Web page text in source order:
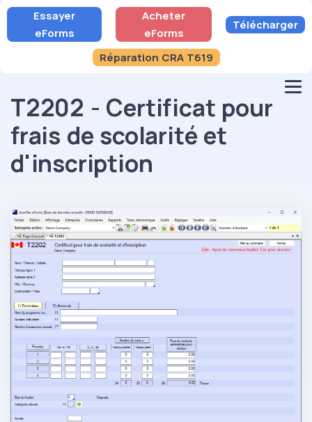
Essayer
eForms
Acheter
eForms
Télécharger
Réparation CRA T619
T2202 - Certificat pour
frais de scolarité et
d'inscription